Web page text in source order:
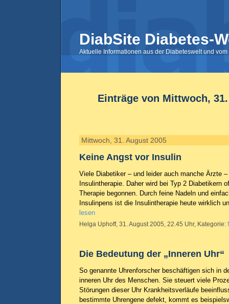
DiabSite Diabetes-
Aktuelle Informationen aus der Diabeteswelt und
Einträge von Mittwoch,
Mittwoch, 31. August 2005
Keine Angst vor Insulin
Viele Diabetiker – und leider auch manche Ärzte
Insulintherapie. Daher wird bei Typ 2 Diabetikern
Therapie begonnen. Durch feine Nadeln und
Insulinpens ist die Insulintherapie heute wirklich
lesen
Helga Uphoff, 31. August 2005, 22.45 Uhr, Kategorie:
Die Bedeutung der „Inneren Uhr“
So genannte Uhrenforscher beschäftigen sich in
inneren Uhr des Menschen. Sie steuert viele
Störungen dieser Uhr Krankheitsverläufe
bestimmte Uhrengene defekt, kommt es